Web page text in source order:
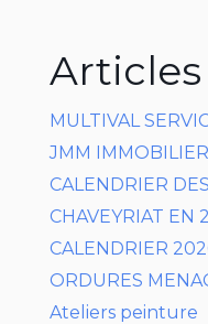
MULTIVAL
JMM IMMOBILIER
CALENDRIER
CHAVEYRIAT EN
CALENDRIER
ORDURES
Ateliers peinture